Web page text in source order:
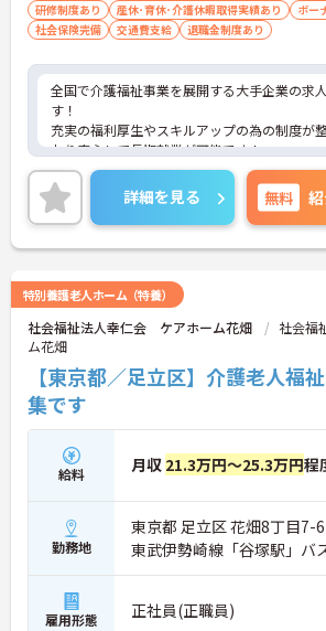
研修制度あり
産休･育休･介護休暇取得実績あり
ボー
社会保険完備
交通費支給 退職金制度あり
全国で介護福祉事業を展開する大手企業の求
す！
充実の福利厚生やスキルアップの為の制度が
おり安心して長期就業が可能です！
ご興味ある方には、面接のポイントなど、さ
細をお話致しますのでお気軽にご相談ください
詳細を見る 無料
特別養護老人ホーム（特養）
社会福祉法人幸仁会 ケアホーム花畑
社会福
ム花畑
【東京都／足立区】介護老人福
集です
給料 月収 21.3万円～25.3万円程
勤務地
東京都 足立区 花畑8丁目7-6
東武伊勢崎線「谷塚駅」バ
雇用形態 正社員(正職員)